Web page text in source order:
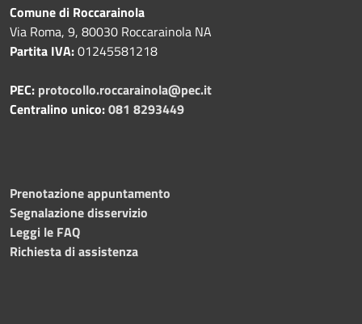
Comune di Roccarainola
Via Roma, 9, 80030 Roccarainola NA
Partita IVA:01245581218
PEC: protocollo.roccarainola@pec.it
Centralino unico:081 8293449
Prenotazione appuntamento
Segnalazione disservizio
Leggi le FAQ
Richiesta di assistenza